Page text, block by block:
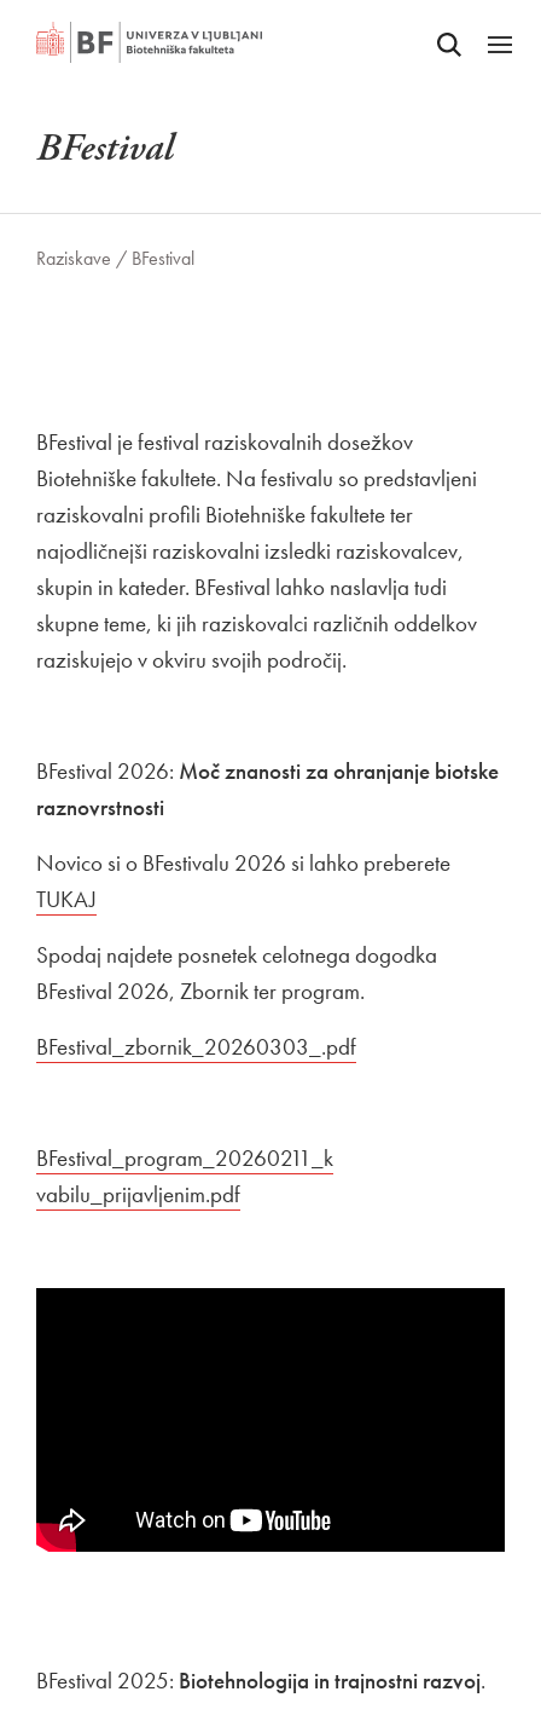
Odpri iskalnik
Odpri
BFestival
Raziskave / BFestival
BFestival je festival raziskovalnih dosežkov
Biotehniške fakultete. Na festivalu so predstavljeni
raziskovalni profili Biotehniške fakultete ter
najodličnejši raziskovalni izsledki raziskovalcev,
skupin in kateder. BFestival lahko naslavlja tudi
skupne teme, ki jih raziskovalci različnih oddelkov
raziskujejo v okviru svojih področij.
BFestival 2026: Moč znanosti za ohranjanje biotske
raznovrstnosti
Novico si o BFestivalu 2026 si lahko preberete
TUKAJ
Spodaj najdete posnetek celotnega dogodka
BFestival 2026, Zbornik ter program.
Povezava na dokument
BFestival_zbornik_20260303_.pdf
Povezava na dokument
BFestival_program_20260211_k
vabilu_prijavljenim.pdf
BFestival 2025: Biotehnologija in trajnostni razvoj.